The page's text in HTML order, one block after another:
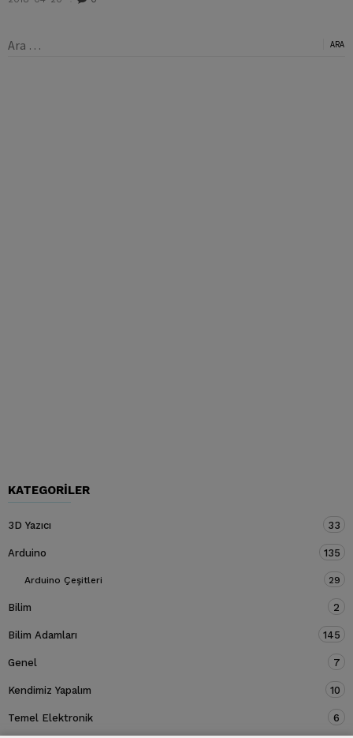
Arama:
KATEGORILER
3D Yazıcı 33
Arduino 135
Arduino Çeşitleri 29
Bilim 2
Bilim Adamları 145
Genel 7
Kendimiz Yapalım 10
Temel Elektronik 6